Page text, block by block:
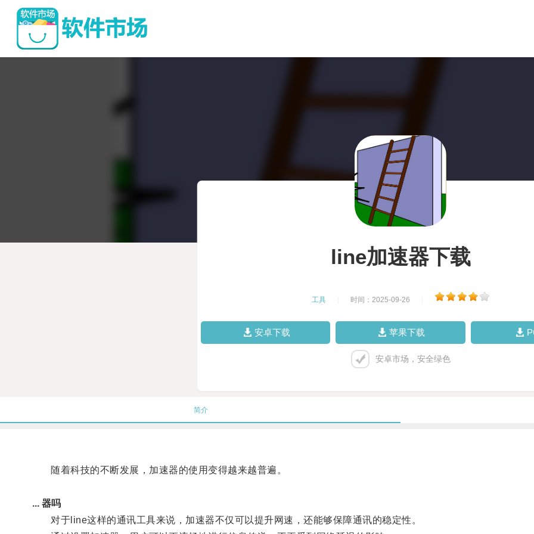
line加速器下载
工具 时间：2025-09-26
安卓下载 苹果下载
安卓市场，安全绿色
简介
随着科技的不断发展，加速器的使用变得越来越普遍。
... 器吗
对于line这样的通讯工具来说，加速器不仅可以提升网速，还能够保障通讯的稳定性。